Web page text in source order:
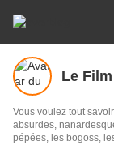
Le
Vous voulez tout
absurdes,
pépées, les bogoss,